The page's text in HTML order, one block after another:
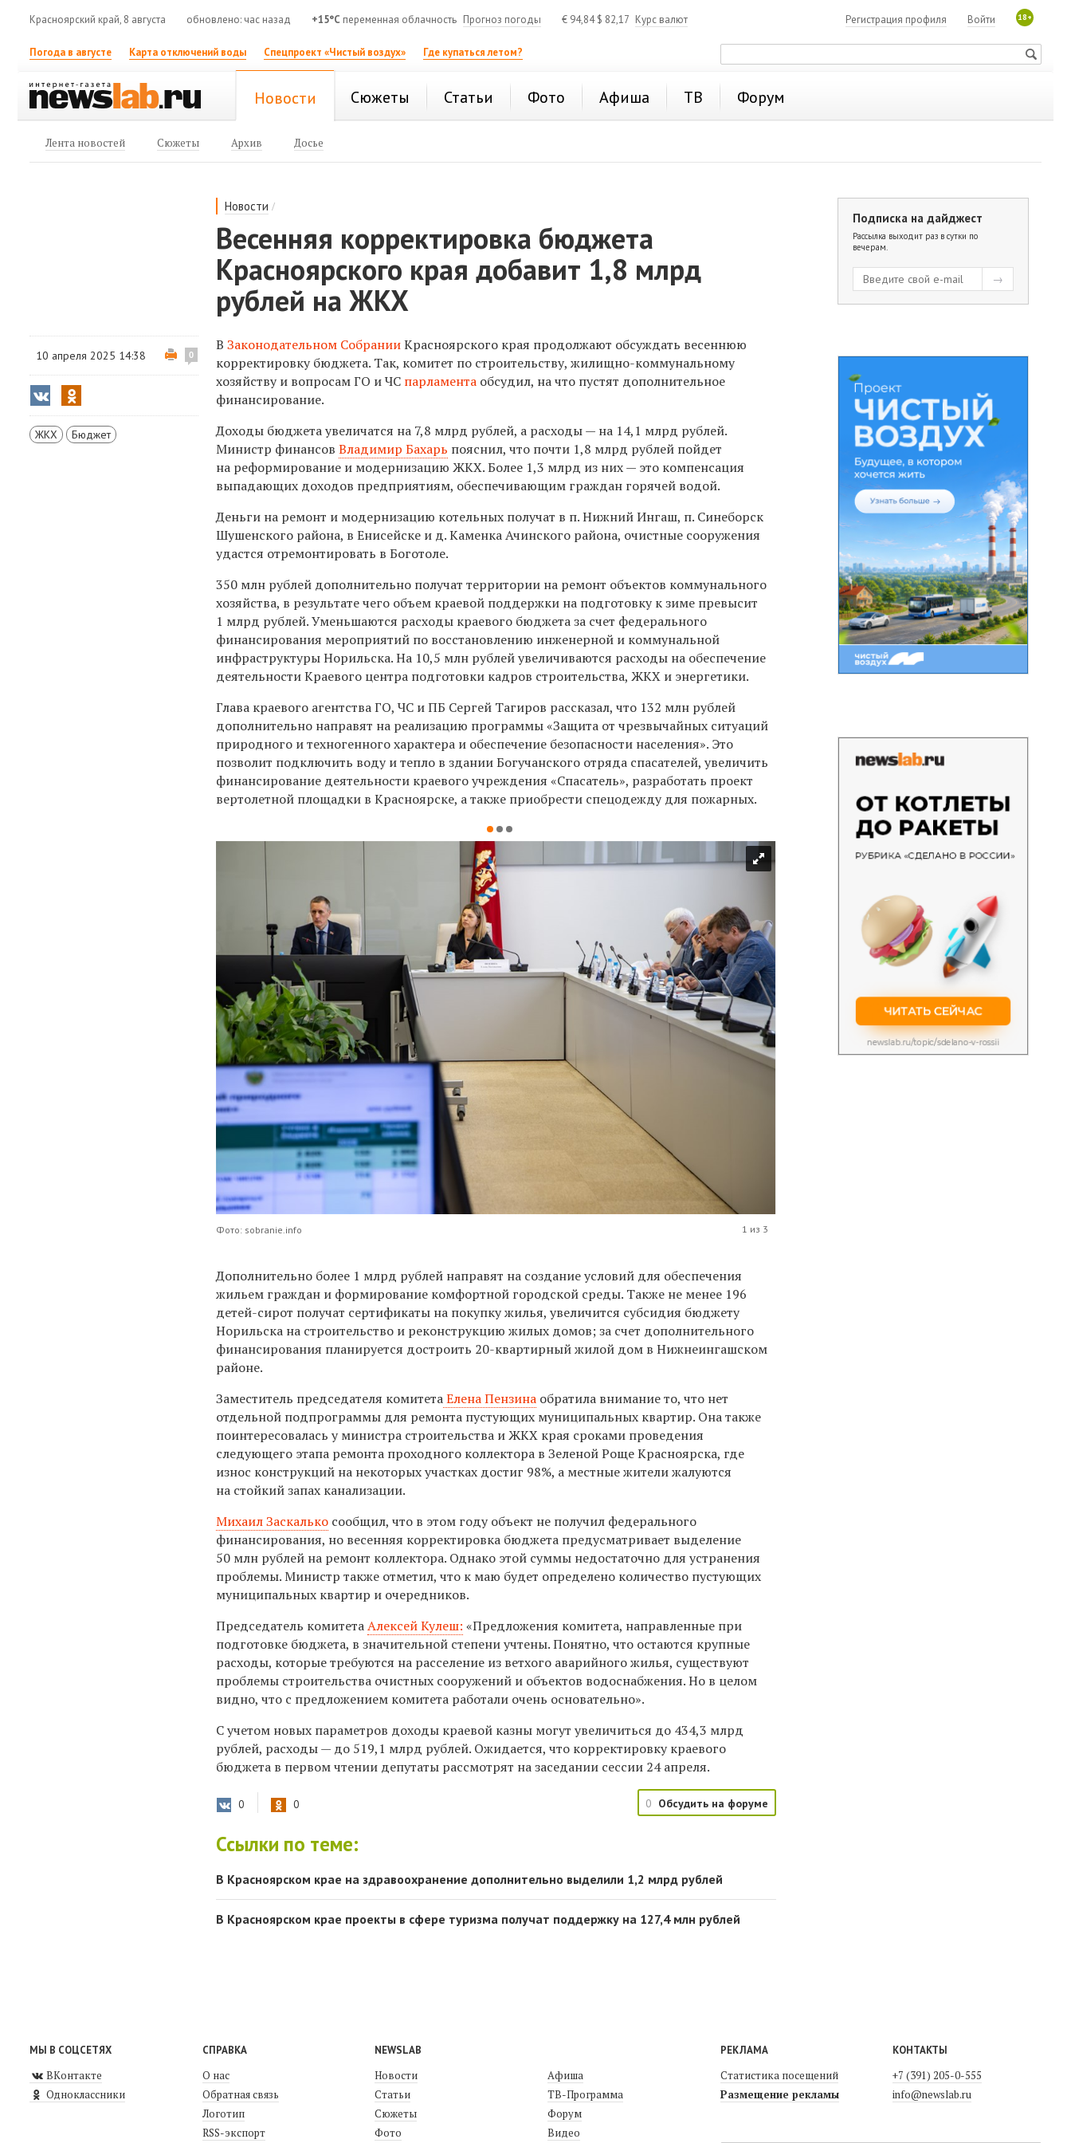
Красноярский край, 8 августа обновлено: час назад +15°C переменная облачность Прогноз погоды € 94,84$ 82,17 Курс валют 18+
Войти
Регистрация профиля
Погода в августе Карта отключений воды Спецпроект «Чистый воздух» Где купаться летом?
Новости Сюжеты Статьи Фото Афиша ТВ Форум
Лента новостей Сюжеты Архив Досье
Новости /
Весенняя корректировка бюджета
Красноярского края добавит 1,8 млрд
рублей на ЖКХ
10 апреля 2025 14:38 0
ЖКХ Бюджет
ВЗаконодательном СобранииКрасноярского края продолжают обсуждать весеннюю
корректировку бюджета. Так, комитет по строительству, жилищно-коммунальному
хозяйству и вопросам ГО и ЧС парламента обсудил, на что пустят дополнительное
финансирование.
Доходы бюджета увеличатся на 7,8 млрд рублей, а расходы — на 14,1 млрд рублей.
Министр финансовВладимир Бахарь пояснил, что почти 1,8 млрд рублей пойдет
на реформирование и модернизацию ЖКХ. Более 1,3 млрд из них — это компенсация
выпадающих доходов предприятиям, обеспечивающим граждан горячей водой.
Деньги на ремонт и модернизацию котельных получат в п. Нижний Ингаш, п. Синеборск
Шушенского района, в Енисейске и д. Каменка Ачинского района, очистные сооружения
удастся отремонтировать в Боготоле.
350 млн рублей дополнительно получат территории на ремонт объектов коммунального
хозяйства, в результате чего объем краевой поддержки на подготовку к зиме превысит
1 млрд рублей. Уменьшаются расходы краевого бюджета за счет федерального
финансирования мероприятий по восстановлению инженерной и коммунальной
инфраструктуры Норильска. На 10,5 млн рублей увеличиваются расходы на обеспечение
деятельности Краевого центра подготовки кадров строительства, ЖКХ и энергетики.
Глава краевого агентства ГО, ЧС и ПБ Сергей Тагиров рассказал, что 132 млн рублей
дополнительно направят на реализацию программы «Защита от чрезвычайных ситуаций
природного и техногенного характера и обеспечение безопасности населения». Это
позволит подключить воду и тепло в здании Богучанского отряда спасателей, увеличить
финансирование деятельности краевого учреждения «Спасатель», разработать проект
вертолетной площадки в Красноярске, а также приобрести спецодежду для пожарных.
Фото: sobranie.info 1 из 3
Дополнительно более 1 млрд рублей направят на создание условий для обеспечения
жильем граждан и формирование комфортной городской среды. Также не менее 196
детей-сирот получат сертификаты на покупку жилья, увеличится субсидия бюджету
Норильска на строительство и реконструкцию жилых домов; за счет дополнительного
финансирования планируется достроить 20-квартирный жилой дом в Нижнеингашском
районе.
Заместитель председателя комитетаЕлена Пензина обратила внимание то, что нет
отдельной подпрограммы для ремонта пустующих муниципальных квартир. Она также
поинтересовалась у министра строительства и ЖКХ края сроками проведения
следующего этапа ремонта проходного коллектора в Зеленой Роще Красноярска, где
износ конструкций на некоторых участках достиг 98%, а местные жители жалуются
на стойкий запах канализации.
Михаил Заскалько сообщил, что в этом году объект не получил федерального
финансирования, но весенняя корректировка бюджета предусматривает выделение
50 млн рублей на ремонт коллектора. Однако этой суммы недостаточно для устранения
проблемы. Министр также отметил, что к маю будет определено количество пустующих
муниципальных квартир и очередников.
Председатель комитетаАлексей Кулеш: «Предложения комитета, направленные при
подготовке бюджета, в значительной степени учтены. Понятно, что остаются крупные
расходы, которые требуются на расселение из ветхого аварийного жилья, существуют
проблемы строительства очистных сооружений и объектов водоснабжения. Но в целом
видно, что с предложением комитета работали очень основательно».
С учетом новых параметров доходы краевой казны могут увеличиться до 434,3 млрд
рублей, расходы — до 519,1 млрд рублей. Ожидается, что корректировку краевого
бюджета в первом чтении депутаты рассмотрят на заседании сессии 24 апреля.
0 0 0 Обсудить на форуме
Ссылки по теме:
В Красноярском крае на здравоохранение дополнительно выделили 1,2 млрд рублей
В Красноярском крае проекты в сфере туризма получат поддержку на 127,4 млн рублей
Подписка на дайджест
Рассылка выходит раз в сутки по
вечерам.
МЫ В СОЦСЕТЯХ
ВКонтакте
Одноклассники
СПРАВКА
О нас
Обратная связь
Логотип
RSS-экспорт
NEWSLAB
Новости
Статьи
Сюжеты
Фото
Афиша
ТВ-Программа
Форум
Видео
РЕКЛАМА
Статистика посещений
Размещение рекламы
КОНТАКТЫ
+7 (391) 205-0-555
info@newslab.ru